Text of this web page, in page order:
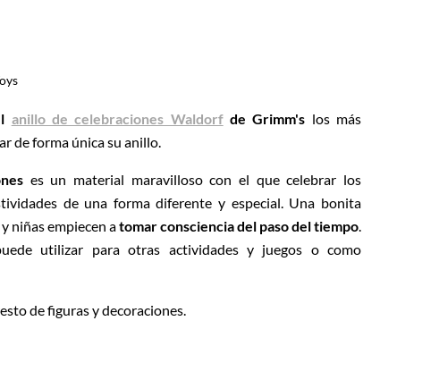
anillo de celebraciones Waldorf de Grimm's los más
de forma única su anillo.
es un material maravilloso con el que celebrar los
de una forma diferente y especial. Una bonita
niñas empiecen atomar consciencia del paso del tiempo.
utilizar para otras actividades y juegos o como
de figuras y decoraciones.